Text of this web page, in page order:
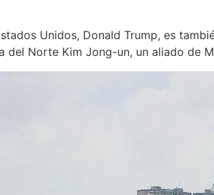
Unidos, Donald Trump, es
del Norte Kim Jong-un, un aliado de